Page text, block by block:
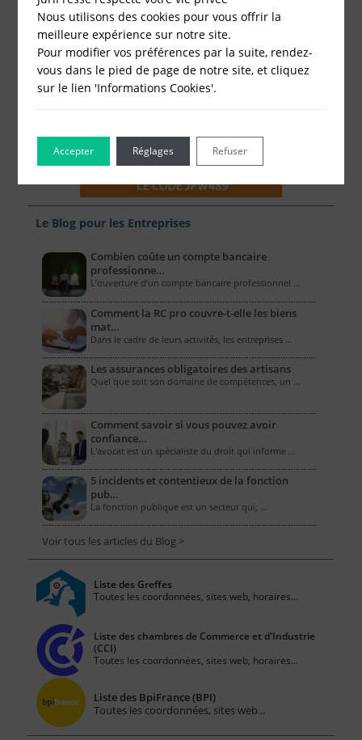
Le Blog pour les Entreprises
Combien coûte un compte bancaire
professionne…
L’ouverture d’un compte bancaire professionnel …
Comment la RC pro couvre-t-elle les biens
mat…
Dans le cadre de leurs activités, les entreprises …
Les assurances obligatoires des artisans
Quel que soit son domaine de compétences, un …
Comment savoir si vous pouvez avoir
confiance…
L'avocat est un spécialiste du droit qui informe …
5 incidents et contentieux de la fonction
pub…
La fonction publique est un secteur qui, …
Voir tous les articles du Blog >
Liste des Greffes
Toutes les coordonnées, sites web, horaires...
Liste des chambres de Commerce et d'Industrie
(CCI)
Toutes les coordonnées, sites web, horaires...
Liste des BpiFrance (BPI)
Toutes les coordonnées, sites web...
Nous utilisons des cookies pour vous offrir la
meilleure expérience sur notre site.
Pour modifier vos préférences par la suite, rendez-
vous dans le pied de page de notre site, et cliquez
sur le lien 'Informations Cookies'.
Accepter Refuser
Réglages